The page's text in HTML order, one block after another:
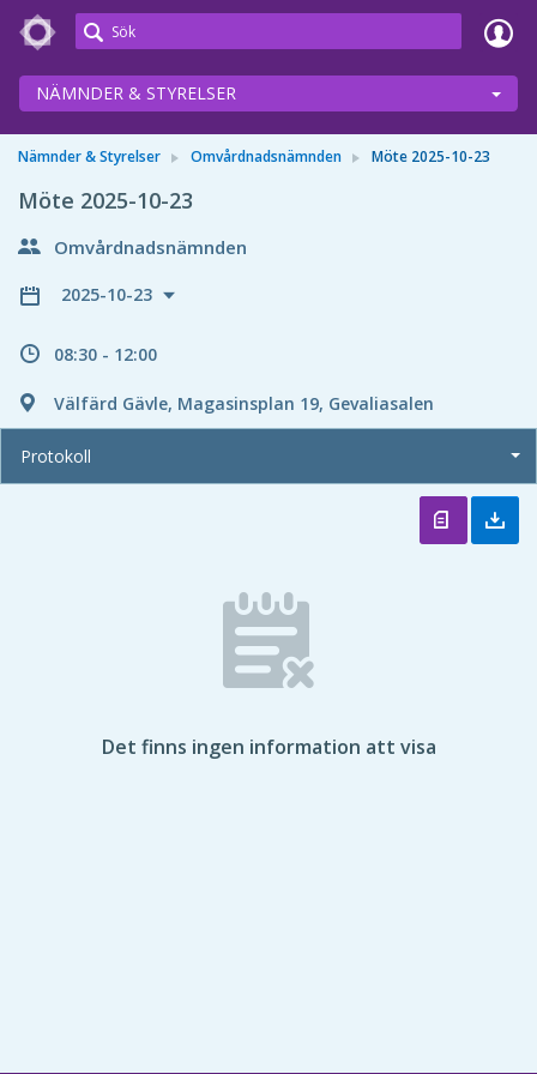
Meetings+
NÄMNDER & STYRELSER
Nämnder & Styrelser Omvårdnadsnämnden Möte 2025-10-23
Möte 2025-10-23
Omvårdnadsnämnden
2025-10-23
08:30 - 12:00
Välfärd Gävle, Magasinsplan 19, Gevaliasalen
Protokoll
Det finns ingen information att visa